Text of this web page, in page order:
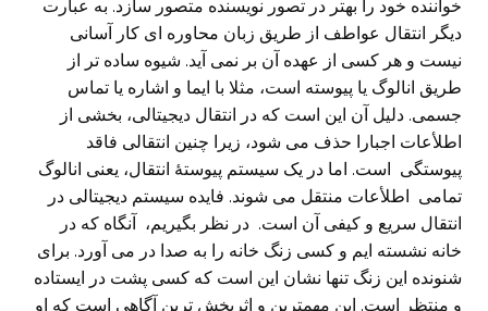
خواننده خود را بهتر در تصور نویسنده متصور سازد. به عبارت
دیگر انتقال عواطف از طریق زبان محاوره ای کار آسانی
نیست و هر کسی‌ از عهده آن بر نمی آید. شیوه ساده تر از
طریق انالوگ یا پیوسته است، مثلا با ایما و اشاره یا تماس
جسمی. دلیل آن این است که در انتقال دیجیتالی، بخشی از
اطلأعات اجبارا حذف می‌ شود، زیرا چنین انتقالی فاقد
پیوستگی است. اما در یک سیستم پیوستۀ انتقال، یعنی‌ انالوگ
تمامی اطلأعات منتقل می‌ شوند. فایده سیستم دیجیتالی در
انتقال سریع و کیفی آن است. در نظر بگیریم، آنگاه که در
خانه نشسته ایم و کسی‌ زنگ خانه را به صدا در می‌ آورد. برای
شنونده این زنگ تنها نشان این است که کسی‌ پشت در ایستاده
و منتظر است. این مهمترین و اثربخش ترین آگاهی‌ است که او